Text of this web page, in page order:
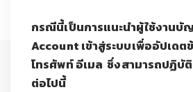
กรณีนี้เป็นการแนะนำผู้ใช้งานบั
Account เข้าสู่ระบบเพื่ออัปเดต
โทรศัพท์ อีเมล ซึ่งสามารถปฏิบั
ต่อไปนี้